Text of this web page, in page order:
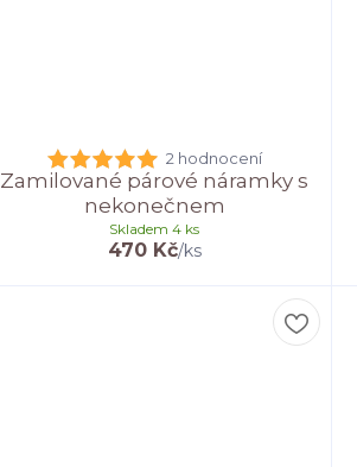
2 hodnocení
Zamilované párové náramky s
nekonečnem
470 Kč/ks
Skladem 4 ks